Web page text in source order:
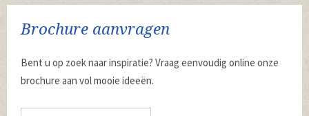
Brochure aanvragen
Bent u op zoek naar inspiratie? Vraag eenvoudig online onze
brochure aan vol mooie ideeën.